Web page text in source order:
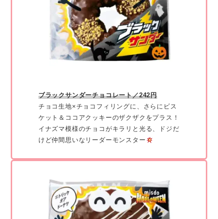
ブラックサンダーチョコレート／242円
チョコ生地×チョコフィリングに、さらにビス
ケット＆ココアクッキーのザクザクをプラス！
イナズマ模様のチョコがキラリと光る、ドジだ
けど仲間思いなリーダーモンスター